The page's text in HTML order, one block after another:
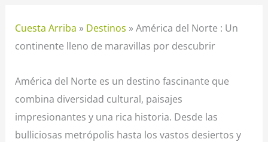
Cuesta Arriba » Destinos »América del Norte : Un
continente lleno de maravillas por descubrir
América del Norte es un destino fascinante que
combina diversidad cultural, paisajes
impresionantes y una rica historia. Desde las
bulliciosas metrópolis hasta los vastos desiertos y